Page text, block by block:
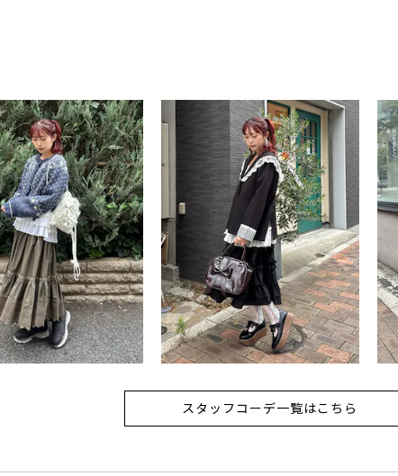
スタッフコーデ一覧はこちら